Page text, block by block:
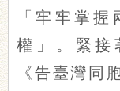
「牢牢掌
權」。緊接
《告臺灣同